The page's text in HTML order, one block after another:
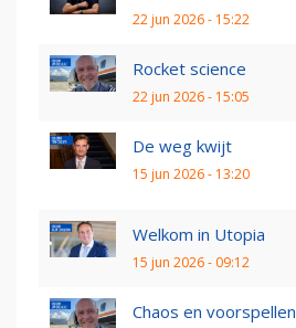
22 jun 2026 - 15:22
Rocket science
22 jun 2026 - 15:05
De weg kwijt
15 jun 2026 - 13:20
Welkom in Utopia
15 jun 2026 - 09:12
Chaos en voorspellen